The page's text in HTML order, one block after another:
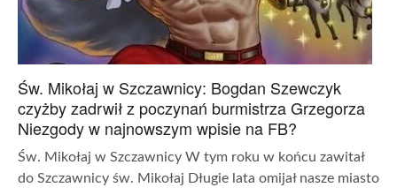
Św. Mikołaj w Szczawnicy: Bogdan Szewczyk
czyżby zadrwił z poczynań burmistrza Grzegorza
Niezgody w najnowszym wpisie na FB?
Św. Mikołaj w Szczawnicy W tym roku w końcu zawitał
do Szczawnicy św. Mikołaj Długie lata omijał nasze miasto